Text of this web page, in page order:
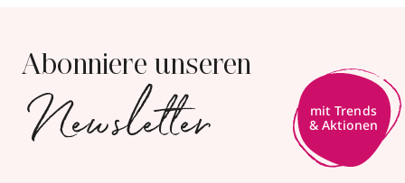
Abonniere unseren
Newsletter
mit Trends
& Aktionen